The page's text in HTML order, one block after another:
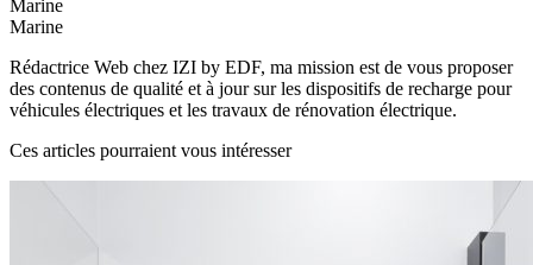
Marine
Marine
Rédactrice Web chez IZI by EDF, ma mission est de vous proposer
des contenus de qualité et à jour sur les dispositifs de recharge pour
véhicules électriques et les travaux de rénovation électrique.
Ces articles pourraient vous intéresser